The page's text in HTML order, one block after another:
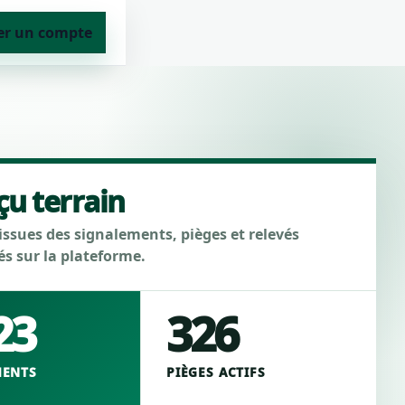
un compte
terrain
des signalements, pièges et relevés
sur la plateforme.
326
PIÈGES ACTIFS